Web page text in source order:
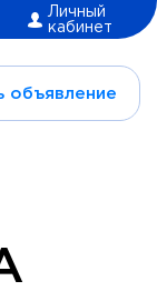
Личный
кабинет
объявление